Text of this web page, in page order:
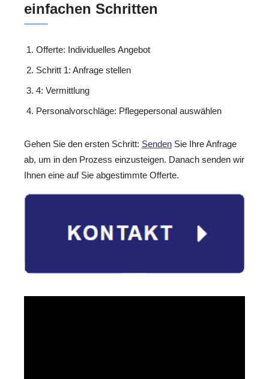
einfachen Schritten
Offerte: Individuelles Angebot
Schritt 1: Anfrage stellen
4: Vermittlung
Personalvorschläge: Pflegepersonal auswählen
Gehen Sie den ersten Schritt: Senden Sie Ihre Anfrage
ab, um in den Prozess einzusteigen. Danach senden wir
Ihnen eine auf Sie abgestimmte Offerte.